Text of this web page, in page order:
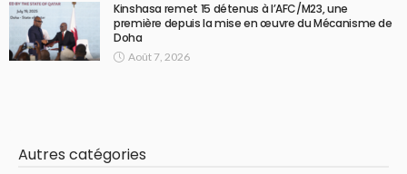
Kinshasa remet 15 détenus à l’AFC/M23, une
première depuis la mise en œuvre du Mécanisme de
Doha
Août 7, 2026
Autres catégories